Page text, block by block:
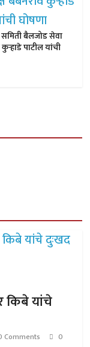
समिती बैलजोड सेवा
पाटील यांची
किबे यांचे
Comments
0